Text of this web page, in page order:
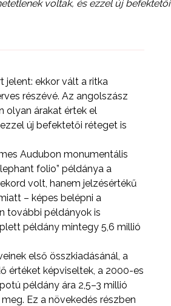
voltak, és ezzel új befektetői
ekkor vált a ritka
részévé. Az angolszász
olyan árakat értek el
új befektetői réteget is
Audubon monumentális
folio” példánya a
volt, hanem jelzésértékű
– képes belépni a
további példányok is
példány mintegy 5,6 millió
első összkiadásánál, a
értéket képviseltek, a 2000-es
példány ára 2,5–3 millió
Ez a növekedés részben